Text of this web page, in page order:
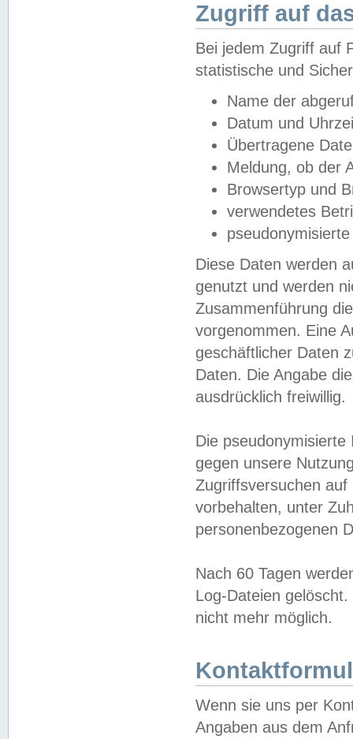
Zugriff auf
Bei jedem Zugriff auf
statistische und
Name der
Datum und
Übertragene
Meldung, ob der
Browsertyp und
verwendetes
Diese Daten werden
genutzt und werden
Zusammenführung
vorgenommen. Eine
geschäftlicher Daten
Daten. Die Angabe
ausdrücklich freiwillig.
Die
gegen unsere
Zugriffsversuchen
vorbehalten, unter
personenbezogenen
Nach 60 Tagen
Log-Dateien
nicht mehr möglich.
Wenn sie uns per
Angaben aus dem